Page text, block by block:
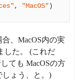
, "MacOS")
、MacOS内の実
した。 (これだ
ても MacOSの方
ょう、と。)